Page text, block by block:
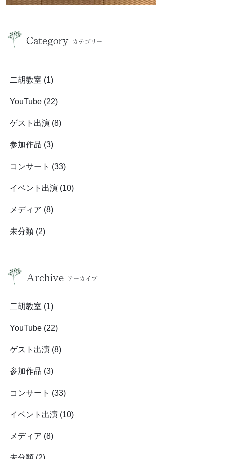
Category カテゴリー
二胡教室 (1)
YouTube (22)
ゲスト出演 (8)
参加作品 (3)
コンサート (33)
イベント出演 (10)
メディア (8)
未分類 (2)
Archive アーカイブ
二胡教室 (1)
YouTube (22)
ゲスト出演 (8)
参加作品 (3)
コンサート (33)
イベント出演 (10)
メディア (8)